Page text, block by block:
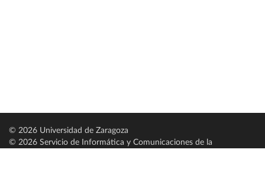
© 2026 Universidad de Zaragoza
© 2026 Servicio de Informática y Comunicaciones de la